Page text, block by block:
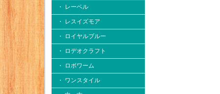
・ レーベル
・ レスイズモア
・ ロイヤルブルー
・ ロデオクラフト
・ ロボワーム
・ ワンスタイル